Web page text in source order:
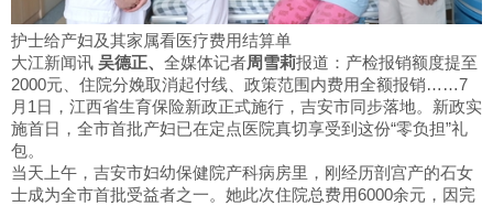
护士给产妇及其家属看医疗费用结算单
大江新闻讯 吴德正、 全媒体记者周雪莉报道：产检报销额度提至
2000元、住院分娩取消起付线、政策范围内费用全额报销……7
月1日，江西省生育保险新政正式施行，吉安市同步落地。新政实
施首日，全市首批产妇已在定点医院真切享受到这份“零负担”礼
包。
当天上午，吉安市妇幼保健院产科病房里，刚经历剖宫产的石女
士成为全市首批受益者之一。她此次住院总费用6000余元，因完